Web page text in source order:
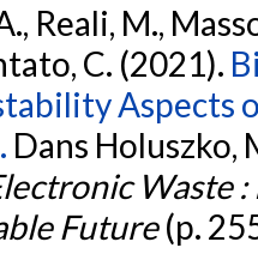
Reali, M.,
C. (2021).
Aspects
Dans Holuszko,
Waste :
Future(p.